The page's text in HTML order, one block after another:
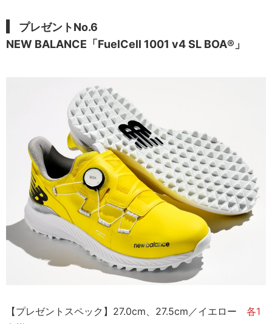
プレゼントNo.6
NEW BALANCE「FuelCell 1001 v4 SL BOA®️」
【プレゼントスペック】27.0cm、27.5cm／イエロー 各1